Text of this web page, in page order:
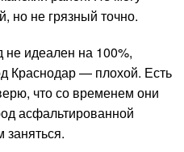
но не грязный точно.
не идеален на 100%,
Краснодар — плохой. Есть
что со временем они
асфальтированной
заняться.